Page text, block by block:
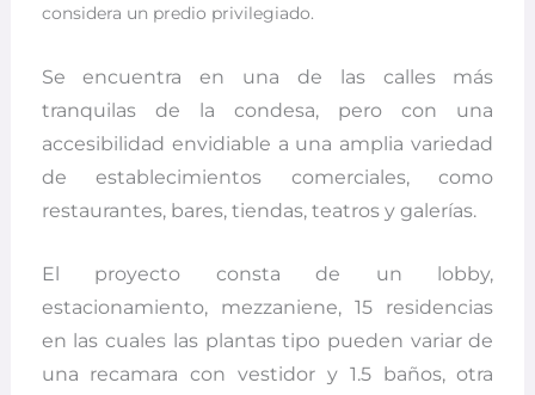
considera un predio privilegiado.
Se encuentra en una de las calles más
tranquilas de la condesa, pero con una
accesibilidad envidiable a una amplia variedad
de establecimientos comerciales, como
restaurantes, bares, tiendas, teatros y galerías.
El proyecto consta de un lobby,
estacionamiento, mezzaniene, 15 residencias
en las cuales las plantas tipo pueden variar de
una recamara con vestidor y 1.5 baños, otra